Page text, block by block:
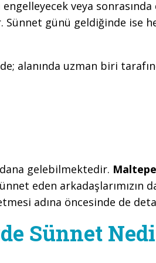
veya
Sünnet günü geldiğinde ise
alanında uzman biri
gelebilmektedir.
eden arkadaşlarımızın
adına öncesinde de
Sünnet